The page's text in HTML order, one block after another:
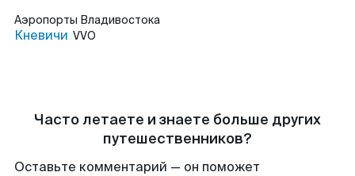
Аэропорты Владивостока
Кневичи VVO
Часто летаете и знаете больше других
путешественников?
Оставьте комментарий — он поможет